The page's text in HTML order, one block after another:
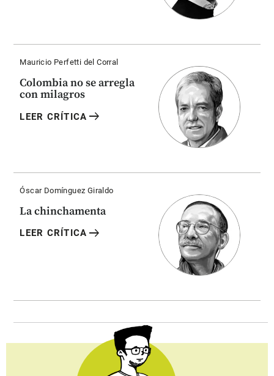
Mauricio Perfetti del Corral
Colombia no se arregla
con milagros
LEER CRÍTICA arrow_right_alt
Óscar Domínguez Giraldo
La chinchamenta
LEER CRÍTICA arrow_right_alt